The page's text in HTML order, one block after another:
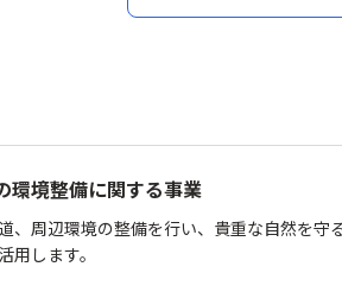
環境整備に関する事業
、周辺環境の整備を行い、貴重な自然を守
用します。